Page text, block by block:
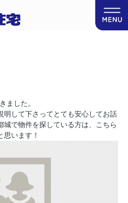
ました。
明して下さってとても安心してお話
城で物件を探している方は、こちら
います！